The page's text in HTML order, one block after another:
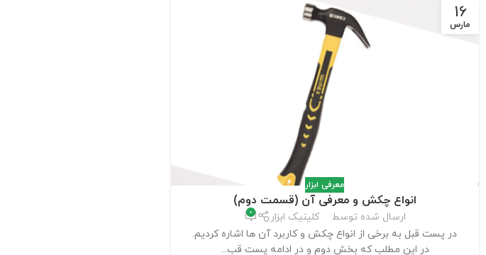
16
مارس
معرفی ابزار
انواع چکش و معرفی آن (قسمت دوم)
ارسال شده توسط کلینیک ابزار 0
در پست قبل به برخی از انواع چکش و کاربرد آن ها اشاره کردیم.
در این مطلب که بخش دوم و در ادامه پست قب...